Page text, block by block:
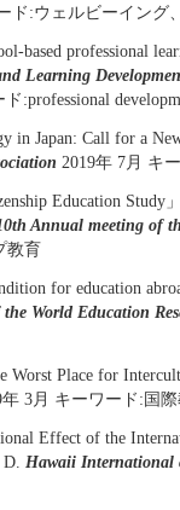
ド:ウェルビーイング
based professional
Learning
:professional
in Japan: Call for a
2019年 7月 キ
Education Study
Annual meeting of
教育
for education
World Education
Worst Place for
年 3月 キーワード:国
Effect of the
D. Hawaii International